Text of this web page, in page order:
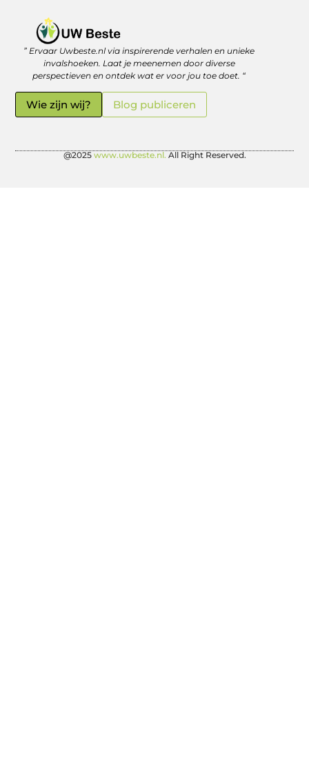
” Ervaar Uwbeste.nl via inspirerende verhalen en unieke
invalshoeken. Laat je meenemen door diverse
perspectieven en ontdek wat er voor jou toe doet. “
Wie zijn wij? Blog publiceren
@2025 www.uwbeste.nl. All Right Reserved.